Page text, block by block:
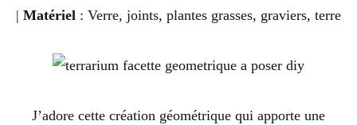
| Matériel : Verre, joints, plantes grasses, graviers, terre
J’adore cette création géométrique qui apporte une